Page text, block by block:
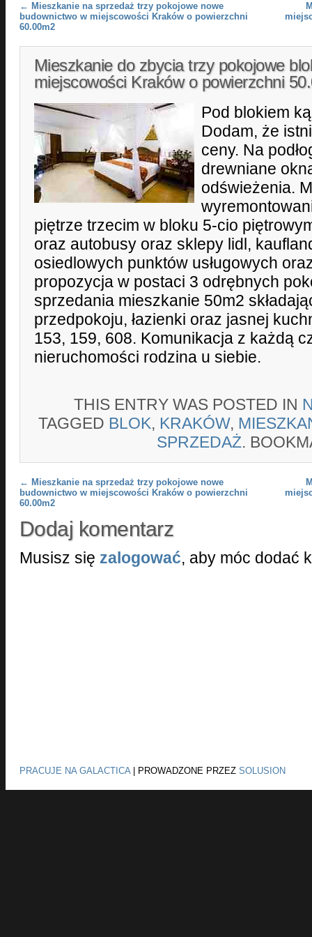
Post navigation
← Mieszkanie na sprzedaż trzy pokojowe nowe
budownictwo w miejscowości Kraków o powierzchni
60.00m2
Mieszkanie do zbycia trzy pokojowe
miejscowości Kraków o powierzchni
Pod blokiem
Dodam, że
ceny. Na
drewniane
odświeżenia.
piętrze trzecim w bloku 5-cio
oraz autobusy oraz sklepy lidl,
osiedlowych punktów usługowych
propozycja w postaci 3 odrębnych
sprzedania mieszkanie 50m2
przedpokoju, łazienki oraz jasnej
153, 159, 608. Komunikacja z każdą
nieruchomości rodzina u siebie.
THIS ENTRY WAS POSTED IN
TAGGED BLOK, KRAKÓW,
SPRZEDAŻ.
Post navigation
← Mieszkanie na sprzedaż trzy pokojowe nowe
budownictwo w miejscowości Kraków o powierzchni
60.00m2
Dodaj komentarz
Musisz się zalogować, aby móc dodać
PRACUJE NA GALACTICA| PROWADZONE PRZEZ SOLUSION